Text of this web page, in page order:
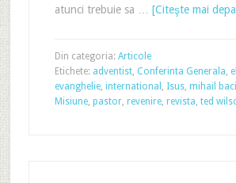
atunci trebuie sa … [Citeşte mai
Din categoria: Articole
Etichete: adventist, Conferinta Generala,
evanghelie, international , Isus, mihail
Misiune, pastor, revenire, revista, ted